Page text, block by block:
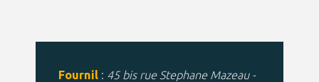
Fournil : 45 bis rue Stephane Mazeau -